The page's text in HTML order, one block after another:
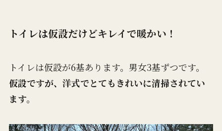
トイレは仮設だけどキレイで暖かい！
トイレは仮設が6基あります。男女3基ずつです。
仮設ですが、洋式でとてもきれいに清掃されてい
ます。